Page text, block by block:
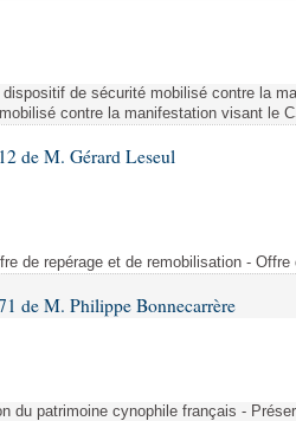
de sécurité mobilisé contre la
contre la manifestation visant le
de M. Gérard Leseul
de repérage et de remobilisation -
de M. Philippe Bonnecarrère
du patrimoine cynophile français -